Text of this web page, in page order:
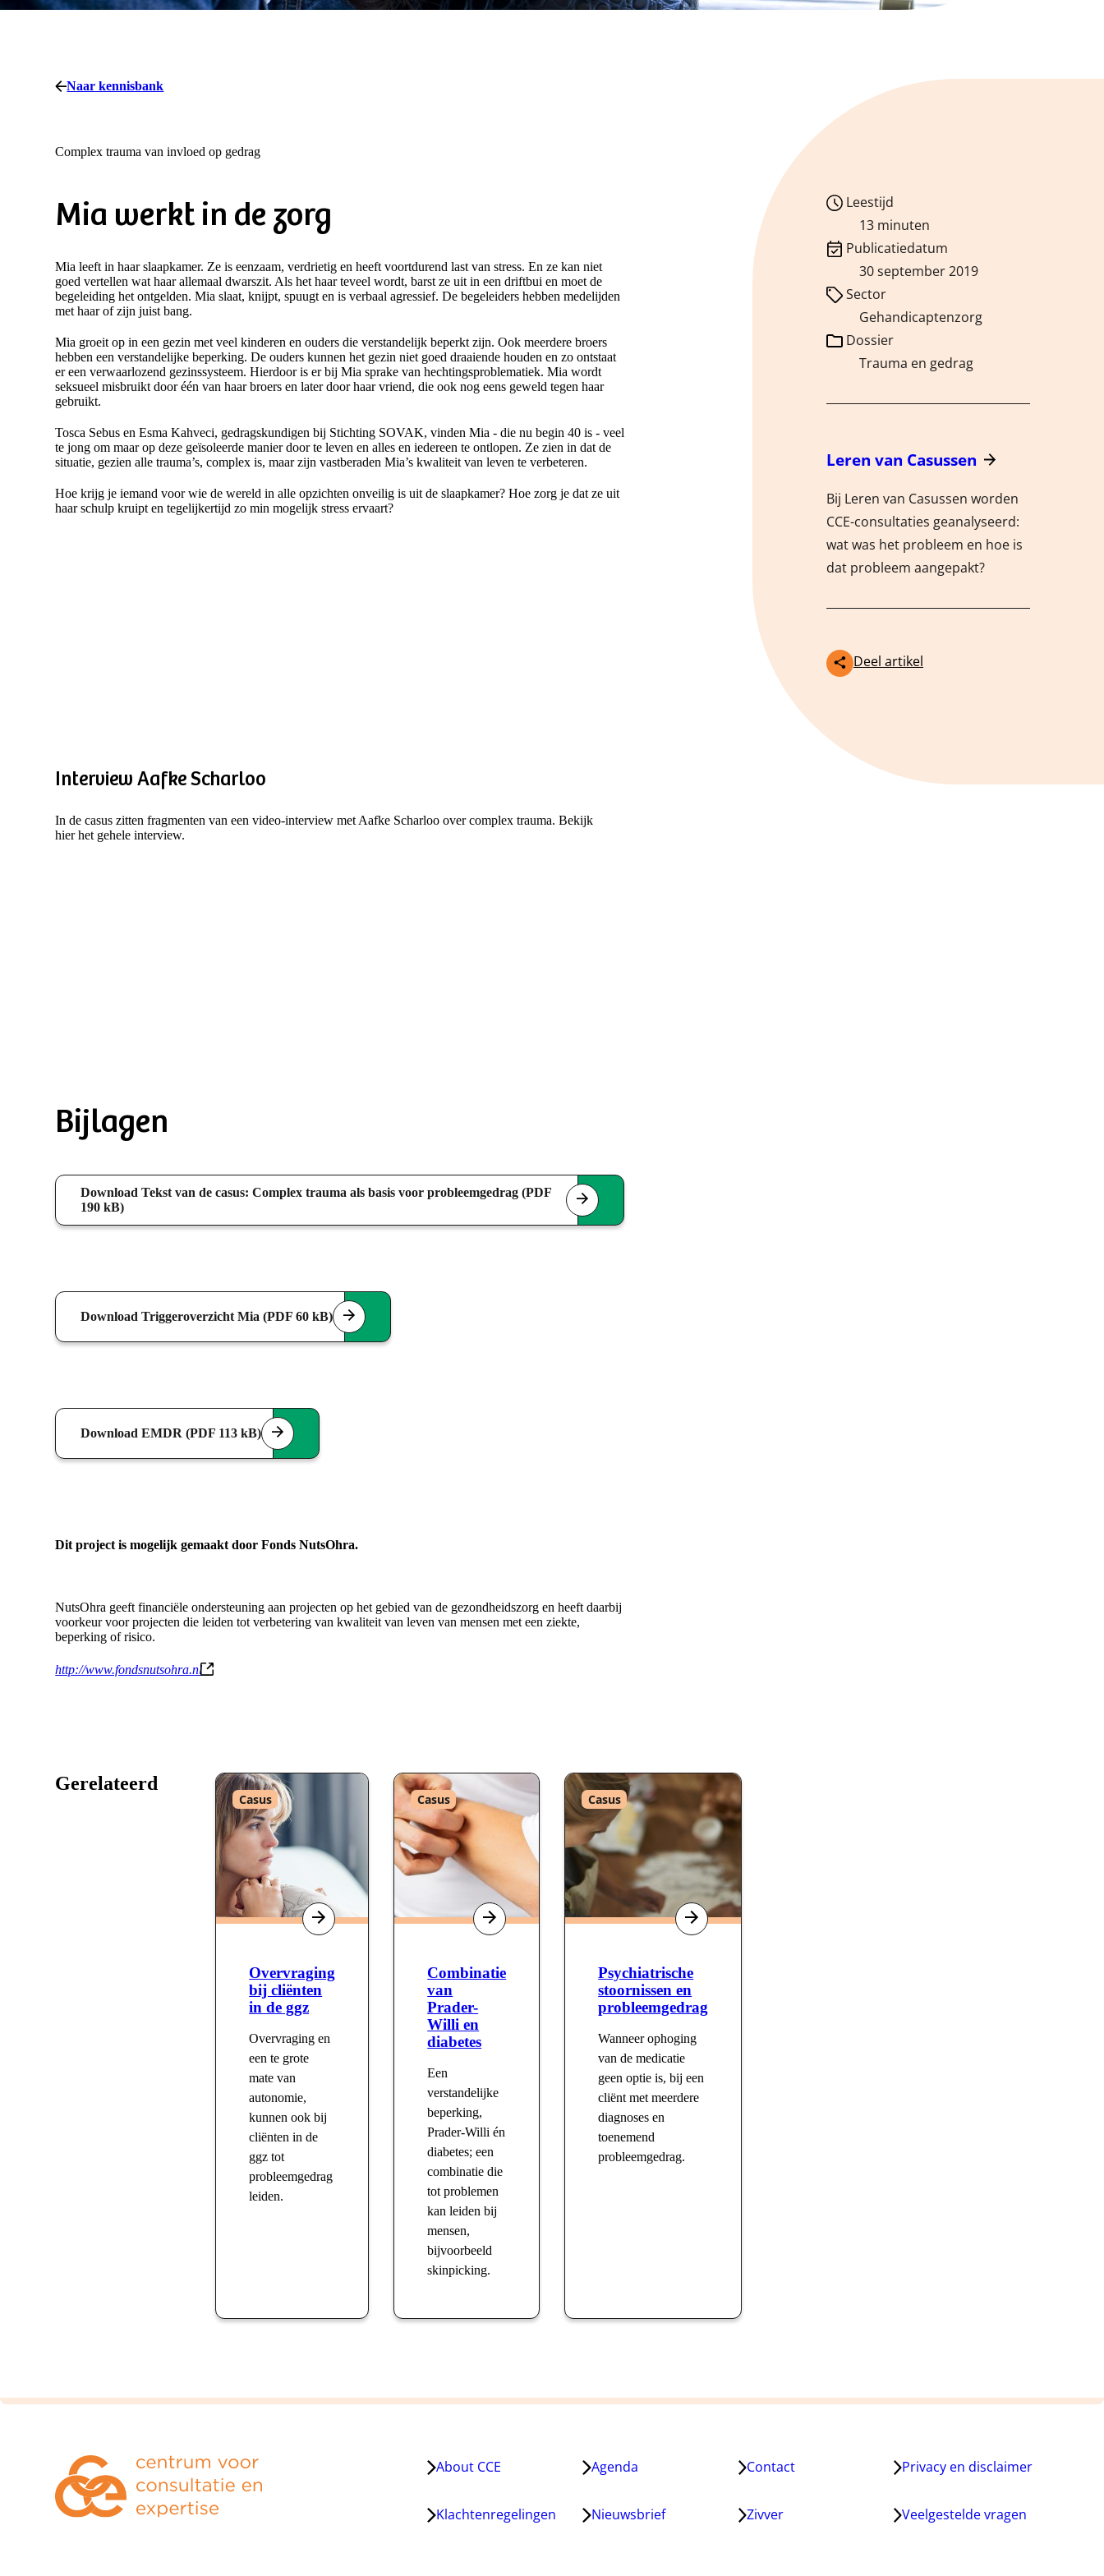
Naar kennisbank
Complex trauma van invloed op gedrag
Mia werkt in de zorg
Mia leeft in haar slaapkamer. Ze is eenzaam, verdrietig en heeft voortdurend last van stress. En ze kan niet
goed vertellen wat haar allemaal dwarszit. Als het haar teveel wordt, barst ze uit in een driftbui en moet de
begeleiding het ontgelden. Mia slaat, knijpt, spuugt en is verbaal agressief. De begeleiders hebben medelijden
met haar of zijn juist bang.
Mia groeit op in een gezin met veel kinderen en ouders die verstandelijk beperkt zijn. Ook meerdere broers
hebben een verstandelijke beperking. De ouders kunnen het gezin niet goed draaiende houden en zo ontstaat
er een verwaarlozend gezinssysteem. Hierdoor is er bij Mia sprake van hechtingsproblematiek. Mia wordt
seksueel misbruikt door één van haar broers en later door haar vriend, die ook nog eens geweld tegen haar
gebruikt.
Tosca Sebus en Esma Kahveci, gedragskundigen bij Stichting SOVAK, vinden Mia - die nu begin 40 is - veel
te jong om maar op deze geïsoleerde manier door te leven en alles en iedereen te ontlopen. Ze zien in dat de
situatie, gezien alle trauma’s, complex is, maar zijn vastberaden Mia’s kwaliteit van leven te verbeteren.
Hoe krijg je iemand voor wie de wereld in alle opzichten onveilig is uit de slaapkamer? Hoe zorg je dat ze uit
haar schulp kruipt en tegelijkertijd zo min mogelijk stress ervaart?
Interview Aafke Scharloo
In de casus zitten fragmenten van een video-interview met Aafke Scharloo over complex trauma. Bekijk
hier het gehele interview.
Bijlagen
Download Tekst van de casus: Complex trauma als basis voor probleemgedrag (PDF
190 kB)
Download Triggeroverzicht Mia (PDF 60 kB)
Download EMDR (PDF 113 kB)
Dit project is mogelijk gemaakt door Fonds NutsOhra.
NutsOhra geeft financiële ondersteuning aan projecten op het gebied van de gezondheidszorg en heeft daarbij
voorkeur voor projecten die leiden tot verbetering van kwaliteit van leven van mensen met een ziekte,
beperking of risico.
http://www.fondsnutsohra.nl(externe
Gerelateerd
Overvraging
bij cliënten
in de ggz
Overvraging en
een te grote
mate van
autonomie,
kunnen ook bij
cliënten in de
ggz tot
probleemgedrag
leiden.
Type
:
Casus
Combinatie
van
Prader-
Willi en
diabetes
Een
verstandelijke
beperking,
Prader-Willi én
diabetes; een
combinatie die
tot problemen
kan leiden bij
mensen,
bijvoorbeeld
skinpicking.
Type
:
Casus
Psychiatrische
stoornissen en
probleemgedrag
Wanneer ophoging
van de medicatie
geen optie is, bij een
cliënt met meerdere
diagnoses en
toenemend
probleemgedrag.
Type
:
Casus
Leestijd
13 minuten
Publicatiedatum
30 september 2019
Sector
Gehandicaptenzorg
Dossier
Trauma en gedrag
Meer
Leren van Casussen
Bij Leren van Casussen worden
CCE-consultaties geanalyseerd:
wat was het probleem en hoe is
dat probleem aangepakt?
Deel artikel
About CCE Agenda Contact Privacy en disclaimer
Klachtenregelingen Nieuwsbrief Zivver Veelgestelde vragen